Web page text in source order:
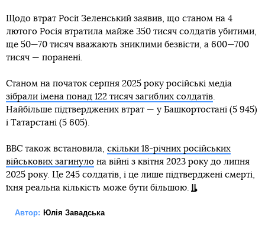
Щодо втрат Росії Зеленський заявив, що станом на 4
лютого Росія втратила майже 350 тисяч солдатів убитими,
ще 50—70 тисяч вважають зниклими безвісти, а 600—700
тисяч — поранені.
Станом на початок серпня 2025 року російські медіа
зібрали імена понад 122 тисяч загиблих солдатів.
Найбільше підтверджених втрат — у Башкортостані (5 945)
і Татарстані (5 605).
BBC також встановила, скільки 18-річних російських
військових загинуло на війні з квітня 2023 року до липня
2025 року. Це 245 солдатів, і це лише підтверджені смерті,
їхня реальна кількість може бути більшою.
Автор: Юлія Завадська